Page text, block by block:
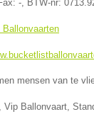
-, BTW-nr:
Ballonvaarten
mensen van te
Vip Ballonvaart,